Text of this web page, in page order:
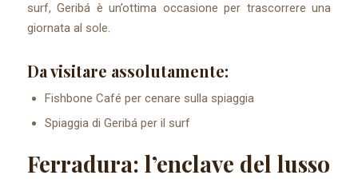
surf, Geribá è un’ottima occasione per trascorrere una
giornata al sole.
Da visitare assolutamente:
Fishbone Café per cenare sulla spiaggia
Spiaggia di Geribá per il surf
Ferradura: l’enclave del lusso